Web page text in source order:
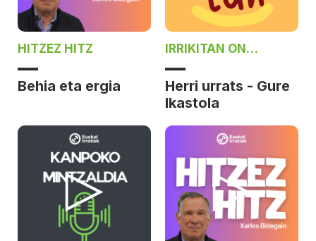
HITZEZ HITZ
Behia eta ergia
IRRIKITAN ON
DAIZIELAN
Herri urrats - Gure
Ikastola